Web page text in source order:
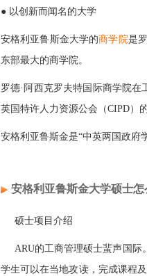
● 以创新而闻名的大学
安格利亚鲁斯金大学的商学院是
东部最大的商学院。
罗德·阿西克罗夫特国际商学院
英国特许人力资源公会（CIPD）
安格利亚鲁斯金是“中英两国政府
安格利亚鲁斯金大学硕士怎
硕士项目介绍
ARU的工商管理硕士蜚声国际
学生可以在当地攻读，完成课程